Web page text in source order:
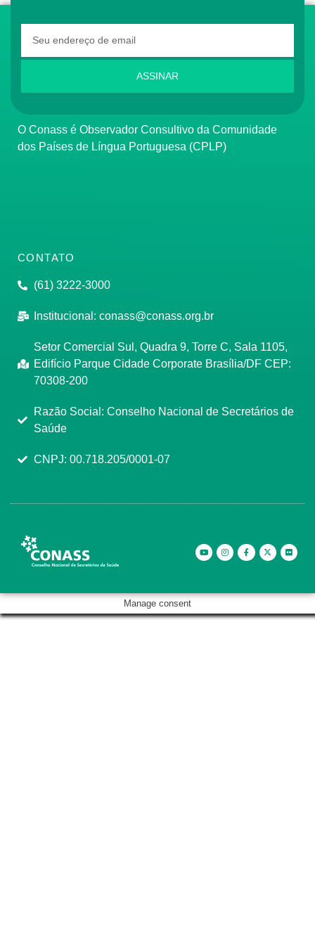
ASSINAR
O Conass é Observador Consultivo da Comunidade
dos Países de Língua Portuguesa (CPLP)
CONTATO
(61) 3222-3000
Institucional: conass@conass.org.br
Setor Comercial Sul, Quadra 9, Torre C, Sala 1105,
Edifício Parque Cidade Corporate Brasília/DF CEP:
70308-200
Razão Social: Conselho Nacional de Secretários de
Saúde
CNPJ: 00.718.205/0001-07
Manage consent